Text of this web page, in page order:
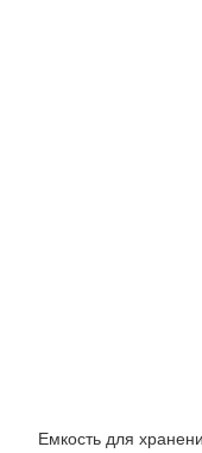
Емкость для